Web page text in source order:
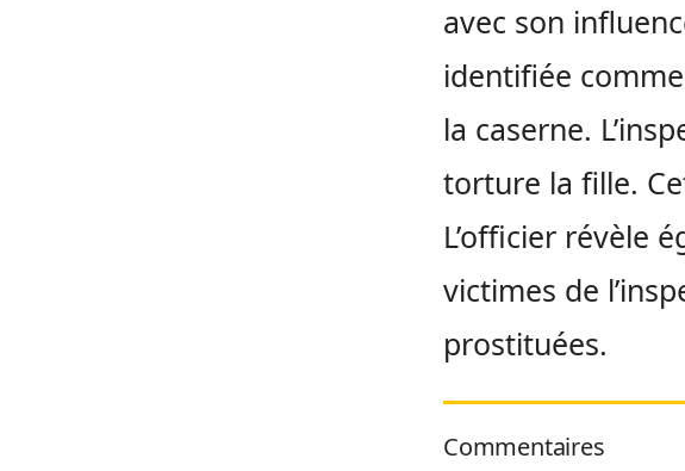
avec son
identifiée
la caserne.
torture la fille.
L’officier révèle
victimes de
prostituées.
Commentaires